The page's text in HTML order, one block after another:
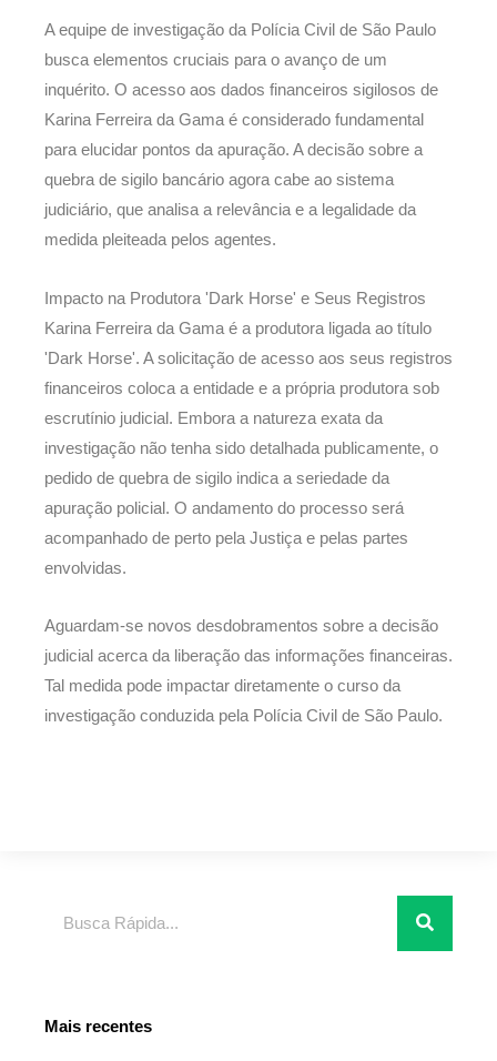
A equipe de investigação da Polícia Civil de São Paulo
busca elementos cruciais para o avanço de um
inquérito. O acesso aos dados financeiros sigilosos de
Karina Ferreira da Gama é considerado fundamental
para elucidar pontos da apuração. A decisão sobre a
quebra de sigilo bancário agora cabe ao sistema
judiciário, que analisa a relevância e a legalidade da
medida pleiteada pelos agentes.
Impacto na Produtora 'Dark Horse' e Seus Registros
Karina Ferreira da Gama é a produtora ligada ao título
'Dark Horse'. A solicitação de acesso aos seus registros
financeiros coloca a entidade e a própria produtora sob
escrutínio judicial. Embora a natureza exata da
investigação não tenha sido detalhada publicamente, o
pedido de quebra de sigilo indica a seriedade da
apuração policial. O andamento do processo será
acompanhado de perto pela Justiça e pelas partes
envolvidas.
Aguardam-se novos desdobramentos sobre a decisão
judicial acerca da liberação das informações financeiras.
Tal medida pode impactar diretamente o curso da
investigação conduzida pela Polícia Civil de São Paulo.
Mais recentes